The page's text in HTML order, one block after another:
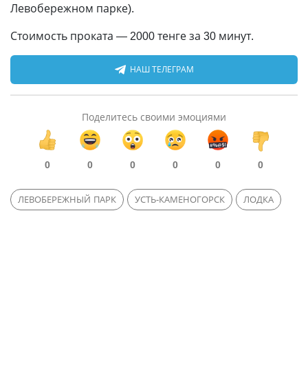
Левобережном парке).
Стоимость проката — 2000 тенге за 30 минут.
НАШ ТЕЛЕГРАМ
Поделитесь своими эмоциями
0 0 0 0 0 0
ЛЕВОБЕРЕЖНЫЙ ПАРК УСТЬ-КАМЕНОГОРСК ЛОДКА